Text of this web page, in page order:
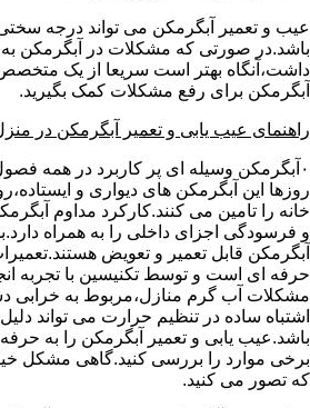
عیب و تعمیر آبگرمکن می تواند درجه
باشد.در صورتی که مشکلات در آبگرمکن
داشت،آنگاه بهتر است سریعا از یک
آبگرمکن برای رفع مشکلات کمک بگیرید.
راهنمای عیب یابی و تعمیر آبگرمکن در
۰آبگرمکن وسیله ای پر کاربرد در همه
روزها این آبگرمکن های دیواری و
خانه را تامین می کنند.کارکرد مداوم
و فرسودگی اجزای داخلی را به همراه
آبگرمکن قابل تعمیر و تعویض
حرفه ای است و توسط تکنیسین با تجربه
مشکلات آب گرم منازل،مربوط به خرابی
اشتباه ساده در تنظیم حرارت می تواند
باشد.عیب یابی و تعمیر آبگرمکن را به
برخی موارد را بررسی کنید.گاهی مشکل
که تصور می کنید.